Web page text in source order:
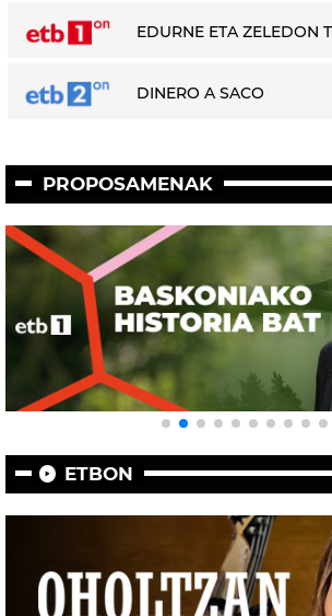
EDURNE ETA ZELEDON
DINERO A SACO
PROPOSAMENAK
ETBON